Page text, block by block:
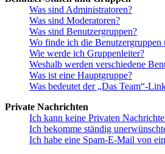
Was sind Administratoren?
Was sind Moderatoren?
Was sind Benutzergruppen?
Wo finde ich die
Wie werde ich Gruppenleiter?
Weshalb werden verschiedene
Was ist eine Hauptgruppe?
Was bedeutet der „Das Team“-
Private Nachrichten
Ich kann keine Privaten
Ich bekomme ständig
Ich habe eine Spam-E-Mail von